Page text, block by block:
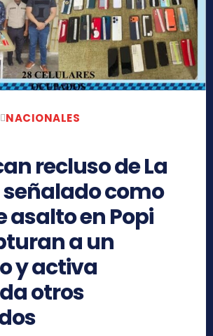
NACIONALES
recluso de La
como
asalto en Popi
a un
y activa
otros